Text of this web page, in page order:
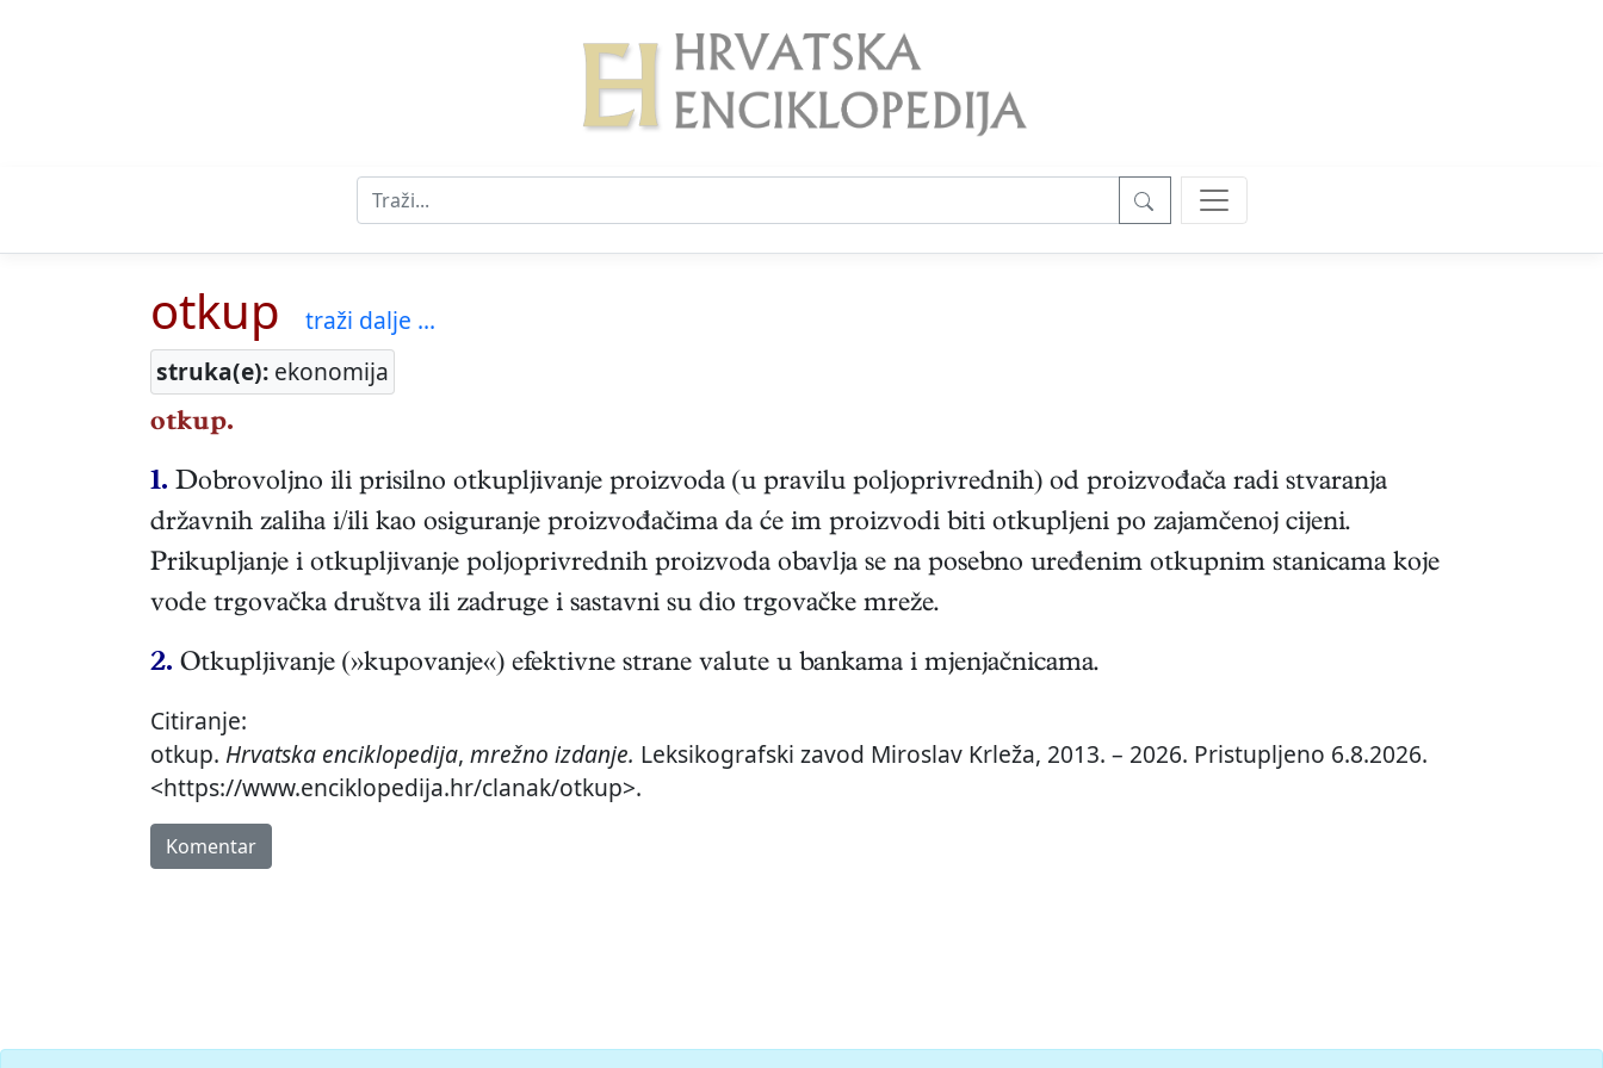
otkup
traži dalje ...
struka(e): ekonomija
otkup.
1. Dobrovoljno ili prisilno otkupljivanje proizvoda (u pravilu poljoprivrednih) od proizvođača radi stvaranja
državnih zaliha i/ili kao osiguranje proizvođačima da će im proizvodi biti otkupljeni po zajamčenoj cijeni.
Prikupljanje i otkupljivanje poljoprivrednih proizvoda obavlja se na posebno uređenim otkupnim stanicama koje
vode trgovačka društva ili zadruge i sastavni su dio trgovačke mreže.
2. Otkupljivanje (»kupovanje«) efektivne strane valute u bankama i mjenjačnicama.
Citiranje:
otkup. Hrvatska enciklopedija, mrežno izdanje. Leksikografski zavod Miroslav Krleža, 2013. – 2026. Pristupljeno 6.8.2026.
<https://www.enciklopedija.hr/clanak/otkup>.
Komentar